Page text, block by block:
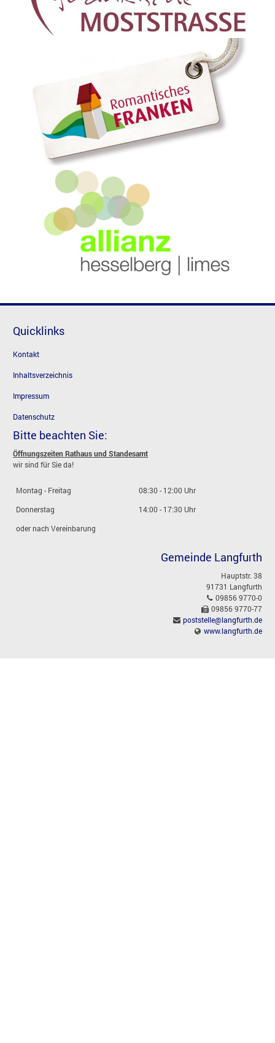
Quicklinks
Kontakt
Inhaltsverzeichnis
Impressum
Datenschutz
Bitte beachten Sie:
Öffnungszeiten Rathaus und Standesamt
wir sind für Sie da!
Montag - Freitag
08:30 - 12:00 Uhr
Donnerstag
14:00 - 17:30 Uhr
oder nach Vereinbarung
Gemeinde Langfurth
Hauptstr. 38
91731 Langfurth
09856 9770-0
09856 9770-77
poststelle@langfurth.de
www.langfurth.de